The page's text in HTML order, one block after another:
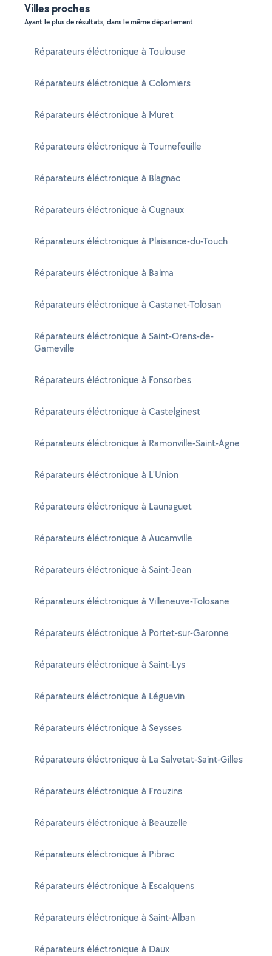
Villes proches
Ayant le plus de résultats, dans le même département
Réparateurs éléctronique à Toulouse
Réparateurs éléctronique à Colomiers
Réparateurs éléctronique à Muret
Réparateurs éléctronique à Tournefeuille
Réparateurs éléctronique à Blagnac
Réparateurs éléctronique à Cugnaux
Réparateurs éléctronique à Plaisance-du-Touch
Réparateurs éléctronique à Balma
Réparateurs éléctronique à Castanet-Tolosan
Réparateurs éléctronique à Saint-Orens-de-
Gameville
Réparateurs éléctronique à Fonsorbes
Réparateurs éléctronique à Castelginest
Réparateurs éléctronique à Ramonville-Saint-Agne
Réparateurs éléctronique à L'Union
Réparateurs éléctronique à Launaguet
Réparateurs éléctronique à Aucamville
Réparateurs éléctronique à Saint-Jean
Réparateurs éléctronique à Villeneuve-Tolosane
Réparateurs éléctronique à Portet-sur-Garonne
Réparateurs éléctronique à Saint-Lys
Réparateurs éléctronique à Léguevin
Réparateurs éléctronique à Seysses
Réparateurs éléctronique à La Salvetat-Saint-Gilles
Réparateurs éléctronique à Frouzins
Réparateurs éléctronique à Beauzelle
Réparateurs éléctronique à Pibrac
Réparateurs éléctronique à Escalquens
Réparateurs éléctronique à Saint-Alban
Réparateurs éléctronique à Daux